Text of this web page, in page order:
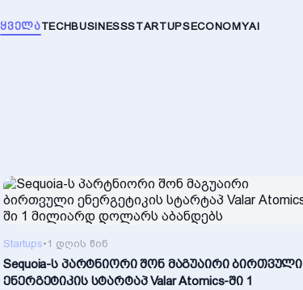
ᲧᲕᲔᲚᲐTECHBUSINESSSTARTUPSECONOMYAI
Startups•1 დღის წინ
Sequoia-ს პარტნიორი შონ მაგუაირი ბირთვული
ენერგეტიკის სტარტაპ Valar Atomics-ში 1